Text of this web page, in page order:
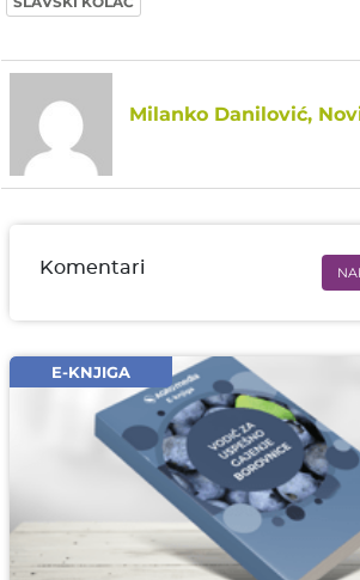
Milanko Danilović,
Komentari
Email* obavezno
Komentar* obavezno
E-KNJIGA